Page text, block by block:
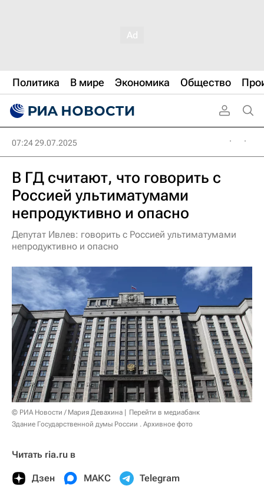
Политика В мире Экономика Общество
07:24 29.07.2025
В ГД считают, что говорить с
Россией ультиматумами
непродуктивно и опасно
Депутат Ивлев: говорить с Россией ультиматумами
непродуктивно и опасно
© РИА Новости / Мария Девахина
Перейти в медиабанк
Здание Государственной думы России . Архивное фото
Читать ria.ru в
Дзен МАКС Telegram